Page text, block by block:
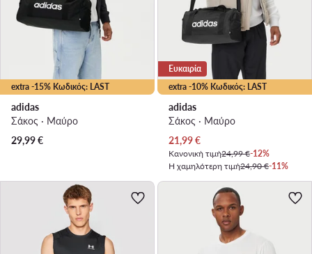
extra -15% Κωδικός: LAST
adidas
Σάκος · Μαύρο
29,99€
extra -10% Κωδικός: LAST
Ευκαιρία
adidas
Σάκος · Μαύρο
Τρέχουσα τιμή
21,99€
Κανονική τιμή24,99 €-12%
Η χαμηλότερη τιμή24,90 €-11%